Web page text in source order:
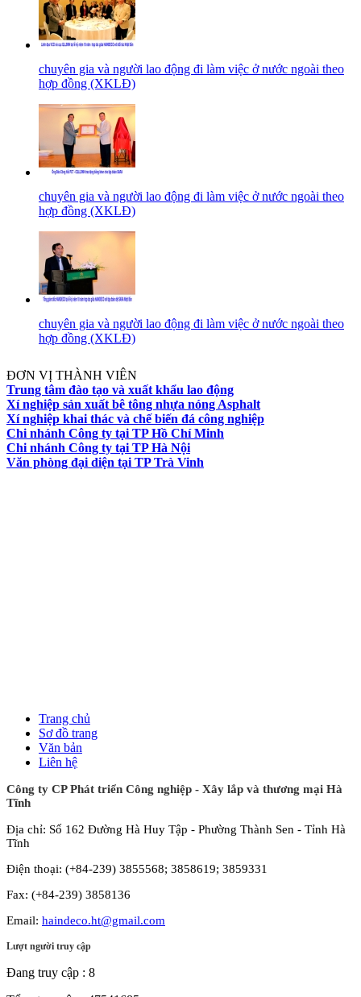
chuyên gia và người lao động đi làm việc ở nước ngoài theo
hợp đồng (XKLĐ)
chuyên gia và người lao động đi làm việc ở nước ngoài theo
hợp đồng (XKLĐ)
chuyên gia và người lao động đi làm việc ở nước ngoài theo
hợp đồng (XKLĐ)
ĐƠN VỊ THÀNH VIÊN
Trung tâm đào tạo và xuất khẩu lao động
Xí nghiệp sản xuất bê tông nhựa nóng Asphalt
Xí nghiệp khai thác và chế biến đá công nghiệp
Chi nhánh Công ty tại TP Hồ Chí Minh
Chi nhánh Công ty tại TP Hà Nội
Văn phòng đại diện tại TP Trà Vinh
Trang chủ
Sơ đồ trang
Văn bản
Liên hệ
Công ty CP Phát triển Công nghiệp - Xây lắp và thương mại Hà
Tĩnh
Địa chỉ: Số 162 Đường Hà Huy Tập - Phường Thành Sen - Tỉnh Hà
Tĩnh
Điện thoại: (+84-239) 3855568; 3858619; 3859331
Fax: (+84-239) 3858136
Email: haindeco.ht@gmail.com
Lượt người truy cập
Đang truy cập : 8